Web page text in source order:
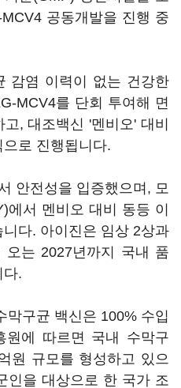
공동개발을 진행 중
감염 이력이 없는 건강한
MCV4를 단회 투여해 면
, 대조백신 '멘비오' 대비
로 진행됩니다.
안전성을 입증했으며, 모
서 멘비오 대비 동등 이
다. 아이진은 임상 2상과
오는 2027년까지 국내 품
다.
막구균 백신은 100% 수입
원에 따르면 국내 수막구
원 규모를 형성하고 있으
인을 대상으로 한 국가 조